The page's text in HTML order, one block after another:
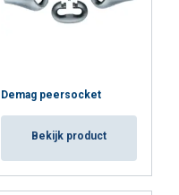
Demag peersocket
Bekijk product